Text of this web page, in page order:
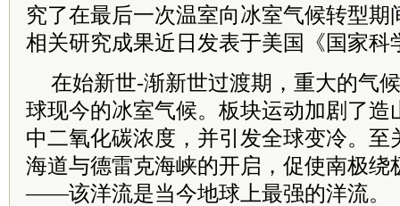
究了在最后一次温室向冰室气候转型期
相关研究成果近日发表于美国《国家科
在始新世-渐新世过渡期，重大的气
球现今的冰室气候。板块运动加剧了造
中二氧化碳浓度，并引发全球变冷。至
海道与德雷克海峡的开启，促使南极绕
——该洋流是当今地球上最强的洋流。